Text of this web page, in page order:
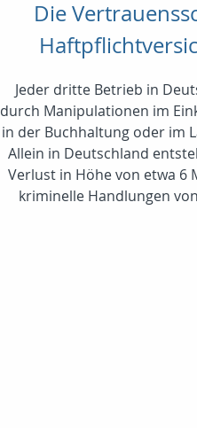
Die
Jeder dritte Betrieb in
durch Manipulationen im
in der Buchhaltung oder im
Allein in Deutschland
Verlust in Höhe von etwa 6
kriminelle Handlungen